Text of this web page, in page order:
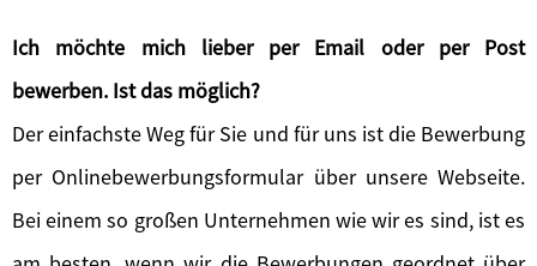
Ich möchte mich lieber per Email oder per Post
bewerben. Ist das möglich?
Der einfachste Weg für Sie und für uns ist die Bewerbung
per Onlinebewerbungsformular über unsere Webseite.
Bei einem so großen Unternehmen wie wir es sind, ist es